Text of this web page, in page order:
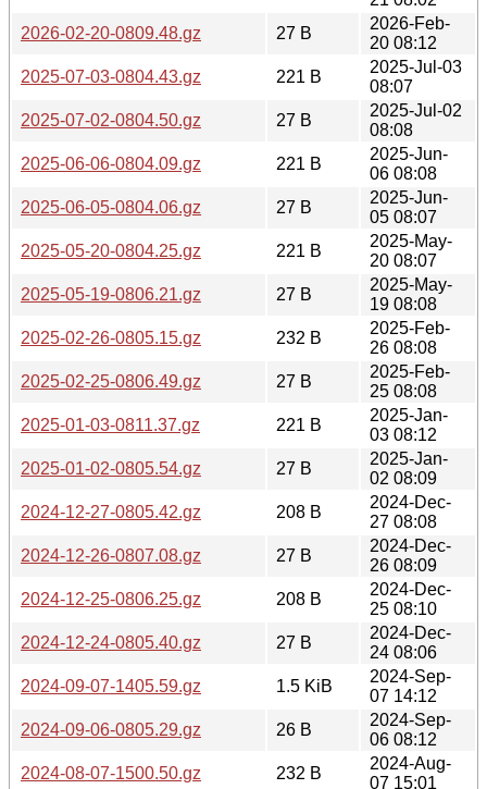
2026-02-20-0809.48.gz
27 B
2026-Feb-
20 08:12
2025-07-03-0804.43.gz
221 B
2025-Jul-03
08:07
2025-07-02-0804.50.gz
27 B
2025-Jul-02
08:08
2025-06-06-0804.09.gz
221 B
2025-Jun-
06 08:08
2025-06-05-0804.06.gz
27 B
2025-Jun-
05 08:07
2025-05-20-0804.25.gz
221 B
2025-May-
20 08:07
2025-05-19-0806.21.gz
27 B
2025-May-
19 08:08
2025-02-26-0805.15.gz
232 B
2025-Feb-
26 08:08
2025-02-25-0806.49.gz
27 B
2025-Feb-
25 08:08
2025-01-03-0811.37.gz
221 B
2025-Jan-
03 08:12
2025-01-02-0805.54.gz
27 B
2025-Jan-
02 08:09
2024-12-27-0805.42.gz
208 B
2024-Dec-
27 08:08
2024-12-26-0807.08.gz
27 B
2024-Dec-
26 08:09
2024-12-25-0806.25.gz
208 B
2024-Dec-
25 08:10
2024-12-24-0805.40.gz
27 B
2024-Dec-
24 08:06
2024-09-07-1405.59.gz
1.5 KiB
2024-Sep-
07 14:12
2024-09-06-0805.29.gz
26 B
2024-Sep-
06 08:12
2024-08-07-1500.50.gz
232 B
2024-Aug-
07 15:01